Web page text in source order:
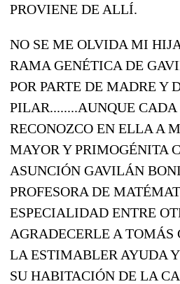
PROVIENE DE ALLÍ.
NO SE ME OLVIDA MI
RAMA GENÉTICA DE
POR PARTE DE MADRE Y
PILAR........AUNQUE
RECONOZCO EN ELLA A
MAYOR Y PRIMOGÉNITA
ASUNCIÓN GAVILÁN
PROFESORA DE
ESPECIALIDAD ENTRE
AGRADECERLE A TOMÁS
LA ESTIMABLER AYUDA
SU HABITACIÓN DE LA